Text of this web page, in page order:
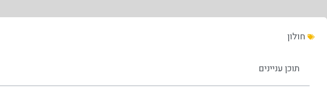
חולון
תוכן עניינים